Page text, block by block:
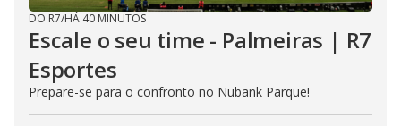
DO R7/HÁ 40 MINUTOS
Escale o seu time - Palmeiras | R7
Esportes
Prepare-se para o confronto no Nubank Parque!